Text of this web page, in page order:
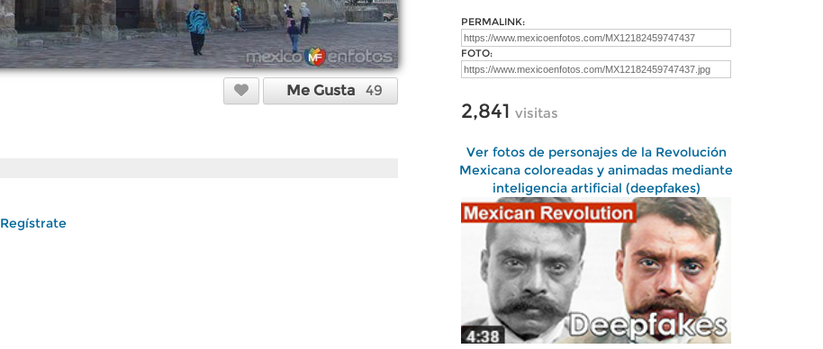
Me Gusta 49
Regístrate
PERMALINK:
FOTO:
2,841 visitas
Ver fotos de personajes de la Revolución
Mexicana coloreadas y animadas mediante
inteligencia artificial (deepfakes)